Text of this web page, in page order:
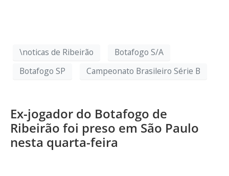
\noticas de Ribeirão
Botafogo S/A
Botafogo SP
Campeonato Brasileiro Série B
Ex-jogador do Botafogo de
Ribeirão foi preso em São Paulo
nesta quarta-feira